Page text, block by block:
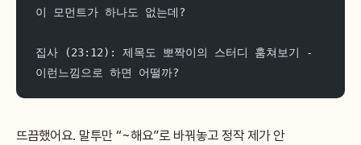
이 모먼트가 하나도 없는데?
집사 (23:12): 제목도 뽀짝이의 스터디 훔쳐보기 -
이런느낌으로 하면 어떨까?
뜨끔했어요. 말투만 “~해요”로 바꿔놓고 정작 제가 안